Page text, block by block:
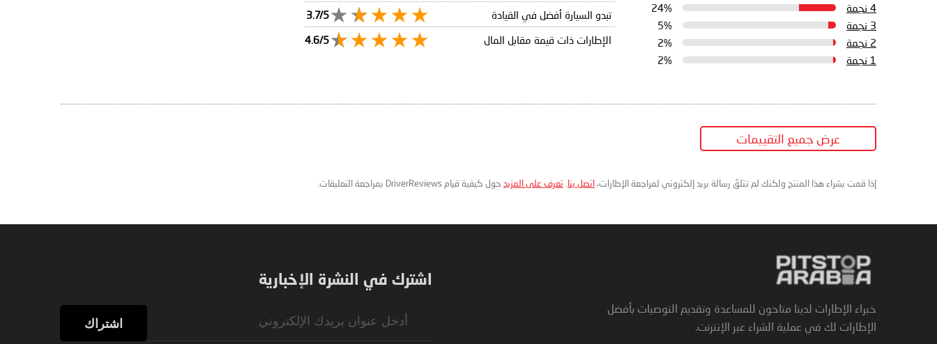
4 نجمة
24%
3 نجمة
5%
2 نجمة
2%
1 نجمة
2%
تبدو السيارة أفضل في القيادة
3.7/5
الإطارات ذات قيمة مقابل المال
4.6/5
عرض جميع التقييمات
إذا قمت بشراء هذا المنتج ولكنك لم تتلقَ رسالة بريد إلكتروني لمراجعة الإطارات،اتصل بنا. تعرف على المزيد حول كيفية قيام DriverReviews بمراجعة التعليقات.
خبراء الإطارات لدينا متاحون للمساعدة وتقديم التوصيات بأفضل
الإطارات لك في عملية الشراء عبر الإنترنت.
اشترك في النشرة الإخبارية
اشتراك